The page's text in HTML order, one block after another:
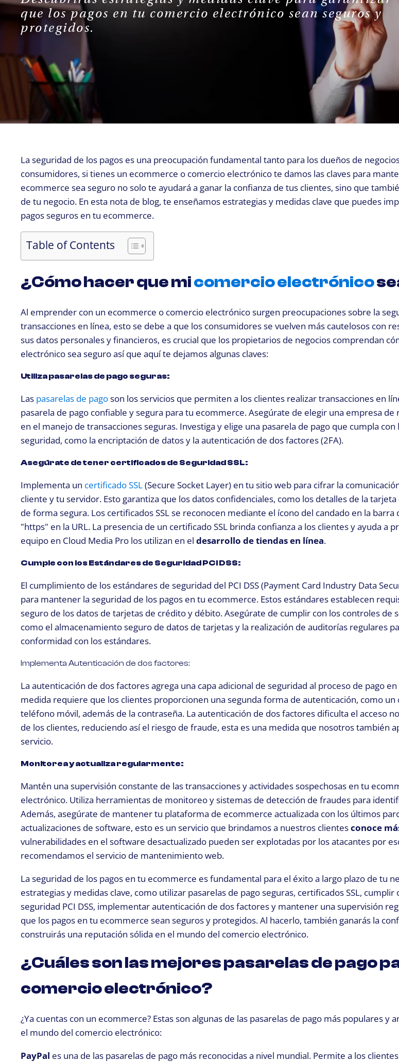
REQUEST A CALL
que los pagos en tu comercio electrónico sean seguros y
protegidos.
La seguridad de los pagos es una preocupación fundamental tanto para los dueños de
consumidores, si tienes un ecommerce o comercio electrónico te damos las claves para
ecommerce sea seguro no solo te ayudará a ganar la confianza de tus clientes, sino que
de tu negocio. En esta nota de blog, te enseñamos estrategias y medidas clave que puedes
pagos seguros en tu ecommerce.
Table of Contents
¿Cómo hacer que micomercio electrónico
Al emprender con un ecommerce o comercio electrónico surgen preocupaciones sobre la
transacciones en línea, esto se debe a que los consumidores se vuelven más cautelosos con
sus datos personales y financieros, es crucial que los propietarios de negocios comprendan
electrónico sea seguro así que aquí te dejamos algunas claves:
Utiliza pasarelas de pago seguras:
Las pasarelas de pagoson los servicios que permiten a los clientes realizar transacciones en
pasarela de pago confiable y segura para tu ecommerce. Asegúrate de elegir una empresa
en el manejo de transacciones seguras. Investiga y elige una pasarela de pago que cumpla
seguridad, como la encriptación de datos y la autenticación de dos factores (2FA).
Asegúrate de tener certificados de Seguridad SSL:
Implementa un certificado SSL(Secure Socket Layer) en tu sitio web para cifrar la
cliente y tu servidor. Esto garantiza que los datos confidenciales, como los detalles de la
de forma segura. Los certificados SSL se reconocen mediante el ícono del candado en la
"https" en la URL. La presencia de un certificado SSL brinda confianza a los clientes y ayuda a
equipo en Cloud Media Pro los utilizan en el desarrollo de tiendas en línea.
Cumple con los Estándares de Seguridad PCI DSS:
El cumplimiento de los estándares de seguridad del PCI DSS (Payment Card Industry Data
para mantener la seguridad de los pagos en tu ecommerce. Estos estándares establecen
seguro de los datos de tarjetas de crédito y débito. Asegúrate de cumplir con los controles de
como el almacenamiento seguro de datos de tarjetas y la realización de auditorías regulares
conformidad con los estándares.
Implementa Autenticación de dos factores:
La autenticación de dos factores agrega una capa adicional de seguridad al proceso de pago
medida requiere que los clientes proporcionen una segunda forma de autenticación, como un
teléfono móvil, además de la contraseña. La autenticación de dos factores dificulta el acceso
de los clientes, reduciendo así el riesgo de fraude, esta es una medida que nosotros también
servicio.
Monitorea y actualiza regularmente:
Mantén una supervisión constante de las transacciones y actividades sospechosas en tu
electrónico. Utiliza herramientas de monitoreo y sistemas de detección de fraudes para
Además, asegúrate de mantener tu plataforma de ecommerce actualizada con los últimos
actualizaciones de software, esto es un servicio que brindamos a nuestros clientesconoce
vulnerabilidades en el software desactualizado pueden ser explotadas por los atacantes por
recomendamos el servicio de mantenimiento web.
La seguridad de los pagos en tu ecommerce es fundamental para el éxito a largo plazo de tu
estrategias y medidas clave, como utilizar pasarelas de pago seguras, certificados SSL, cumplir
seguridad PCI DSS, implementar autenticación de dos factores y mantener una supervisión
que los pagos en tu ecommerce sean seguros y protegidos. Al hacerlo, también ganarás la
construirás una reputación sólida en el mundo del comercio electrónico.
¿Cuáles son las mejores pasarelas de pago
comercio electrónico?
¿Ya cuentas con un ecommerce? Estas son algunas de las pasarelas de pago más populares y
el mundo del comercio electrónico:
PayPal es una de las pasarelas de pago más reconocidas a nivel mundial. Permite a los